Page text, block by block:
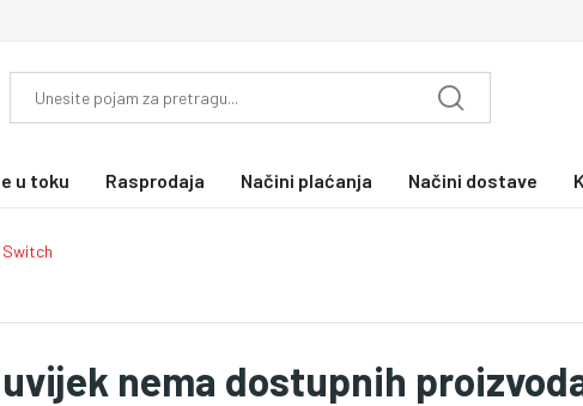
u toku Rasprodaja Načini plaćanja Načini dostave
nema dostupnih